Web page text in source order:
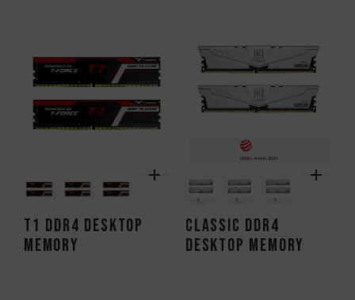
T1 DDR4 DESKTOP
MEMORY
CLASSIC DDR4
DESKTOP MEMORY